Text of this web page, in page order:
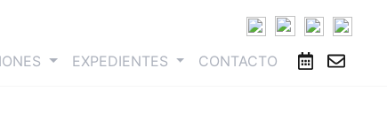
EXPEDIENTES CONTACTO